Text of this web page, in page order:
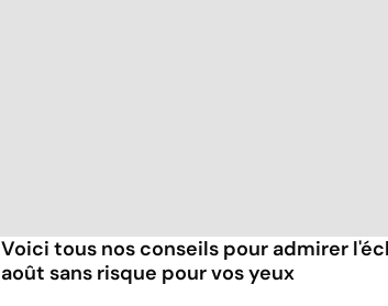
Voici tous nos conseils pour admirer
août sans risque pour vos yeux